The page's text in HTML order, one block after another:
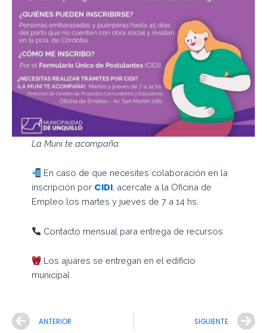
La Muni te acompaña:
En caso de que necesites colaboración en la
inscripción por CIDI, acercate a la Oficina de
Empleo los martes y jueves de 7 a 14 hs.
Contacto mensual para entrega de recursos
Los ajuares se entregan en el edificio
municipal
Prev
ANTERIOR SIGUIENTE